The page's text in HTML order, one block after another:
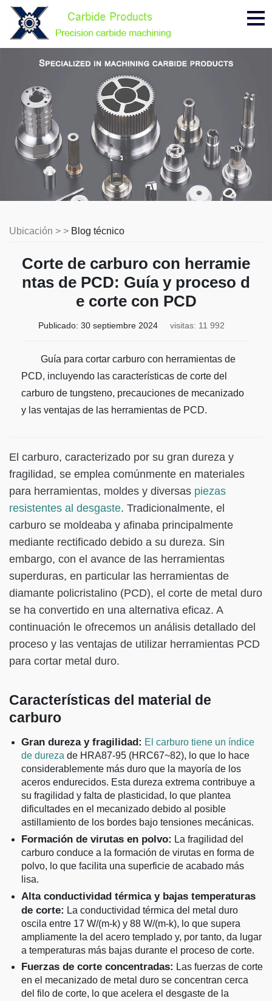
Ubicación > > Blog técnico
Corte de carburo con herramie
ntas de PCD: Guía y proceso d
e corte con PCD
Publicado: 30 septiembre 2024 visitas: 11 992
Guía para cortar carburo con herramientas de
PCD, incluyendo las características de corte del
carburo de tungsteno, precauciones de mecanizado
y las ventajas de las herramientas de PCD.
El carburo, caracterizado por su gran dureza y
fragilidad, se emplea comúnmente en materiales
para herramientas, moldes y diversas piezas
resistentes al desgaste. Tradicionalmente, el
carburo se moldeaba y afinaba principalmente
mediante rectificado debido a su dureza. Sin
embargo, con el avance de las herramientas
superduras, en particular las herramientas de
diamante policristalino (PCD), el corte de metal duro
se ha convertido en una alternativa eficaz. A
continuación le ofrecemos un análisis detallado del
proceso y las ventajas de utilizar herramientas PCD
para cortar metal duro.
Características del material de
carburo
Gran dureza y fragilidad: El carburo tiene un índice
de dureza de HRA87-95 (HRC67~82), lo que lo hace
considerablemente más duro que la mayoría de los
aceros endurecidos. Esta dureza extrema contribuye a
su fragilidad y falta de plasticidad, lo que plantea
dificultades en el mecanizado debido al posible
astillamiento de los bordes bajo tensiones mecánicas.
Formación de virutas en polvo: La fragilidad del
carburo conduce a la formación de virutas en forma de
polvo, lo que facilita una superficie de acabado más
lisa.
Alta conductividad térmica y bajas temperaturas
de corte: La conductividad térmica del metal duro
oscila entre 17 W/(m-k) y 88 W/(m-k), lo que supera
ampliamente la del acero templado y, por tanto, da lugar
a temperaturas más bajas durante el proceso de corte.
Fuerzas de corte concentradas: Las fuerzas de corte
en el mecanizado de metal duro se concentran cerca
del filo de corte, lo que acelera el desgaste de la